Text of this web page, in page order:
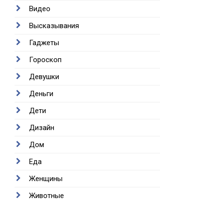
Видео
Высказывания
Гаджеты
Гороскоп
Девушки
Деньги
Дети
Дизайн
Дом
Еда
Женщины
Животные